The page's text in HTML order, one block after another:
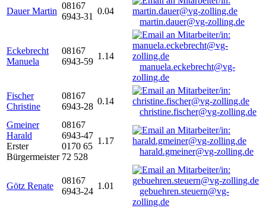
Dauer Martin
08167
6943-31
0.04
martin.dauer@vg-zolling.de
Eckebrecht
Manuela
08167
6943-59
1.14
manuela.eckebrecht@vg-
zolling.de
Fischer
Christine
08167
6943-28
0.14
christine.fischer@vg-zolling.de
Gmeiner
Harald
Erster
Bürgermeister
08167
6943-47
0170 65
72 528
1.17
harald.gmeiner@vg-zolling.de
Götz Renate
08167
6943-24
1.01
gebuehren.steuern@vg-
zolling.de